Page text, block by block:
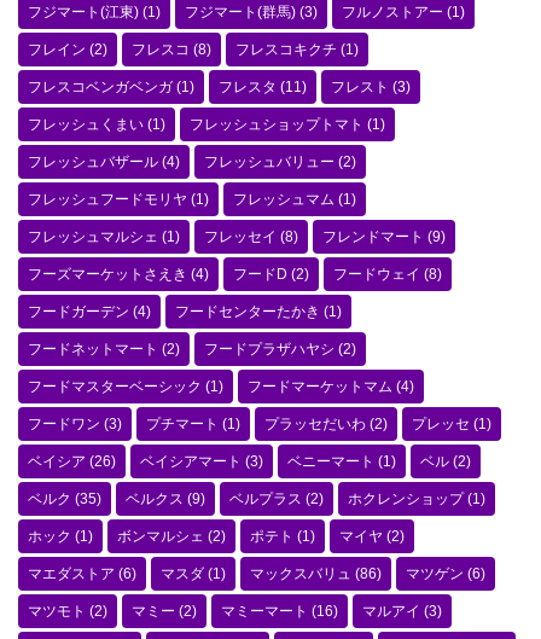
フジマート(江東) (1) フジマート(群馬) (3) フルノストアー (1)
フレイン (2) フレスコ (8) フレスコキクチ (1)
フレスコベンガベンガ (1) フレスタ (11) フレスト (3)
フレッシュくまい (1) フレッシュショップトマト (1)
フレッシュバザール (4) フレッシュバリュー (2)
フレッシュフードモリヤ (1) フレッシュマム (1)
フレッシュマルシェ (1) フレッセイ (8) フレンドマート (9)
フーズマーケットさえき (4) フードD (2) フードウェイ (8)
フードガーデン (4) フードセンターたかき (1)
フードネットマート (2) フードプラザハヤシ (2)
フードマスターベーシック (1) フードマーケットマム (4)
フードワン (3) プチマート (1) プラッセだいわ (2) プレッセ (1)
ベイシア (26) ベイシアマート (3) ベニーマート (1) ベル (2)
ベルク (35) ベルクス (9) ベルプラス (2) ホクレンショップ(1)
ホック (1) ボンマルシェ (2) ポテト (1) マイヤ (2)
マエダストア (6) マスダ (1) マックスバリュ (86) マツゲン (6)
マツモト (2) マミー (2) マミーマート (16) マルアイ (3)